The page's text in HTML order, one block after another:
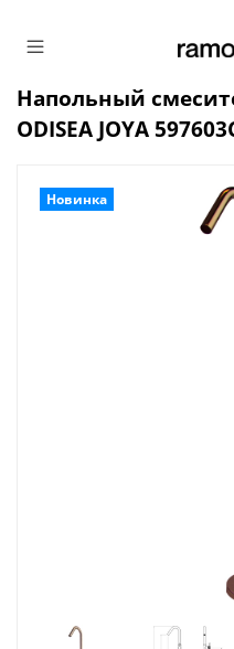
Новинка
Напольный
ODISEA JOYA